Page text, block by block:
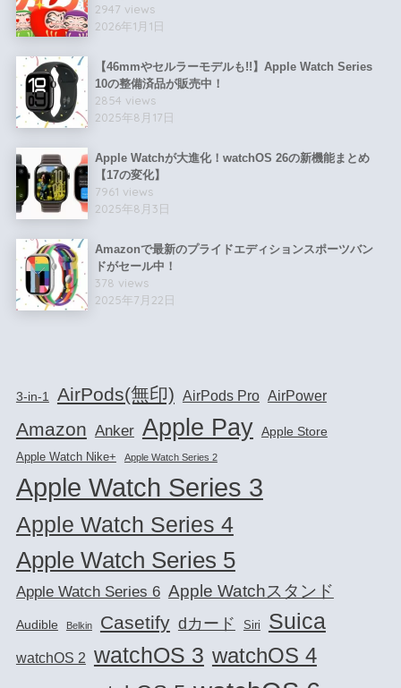
2947 views
2026年1月1日
【46mmやセルラーモデルも!!】Apple Watch Series
10の整備済品が販売中！
2854 views
2025年8月17日
Apple Watchが大進化！watchOS 26の新機能まとめ
【17の変化】
7961 views
2025年8月3日
Amazonで最新のプライドエディションスポーツバン
ドがセール中！
378 views
2025年7月22日
3-in-1 AirPods(無印) AirPods Pro AirPower
Amazon Anker Apple Pay Apple Store
Apple Watch Nike+ Apple Watch Series 2
Apple Watch Series 3
Apple Watch Series 4
Apple Watch Series 5
Apple Watch Series 6 Apple Watchスタンド
Audible Belkin Casetify dカード Siri Suica
watchOS 2 watchOS 3 watchOS 4